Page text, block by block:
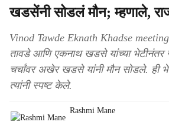
खडसेंनी सोडलं मौन; म्हणाले,
Vinod Tawde Eknath Khadse
तावडे आणि एकनाथ खडसे यांच्या भेटीनंतर
चर्चांवर अखेर खडसे यांनी मौन सोडले. ही
त्यांनी स्पष्ट केले.
Rashmi Mane